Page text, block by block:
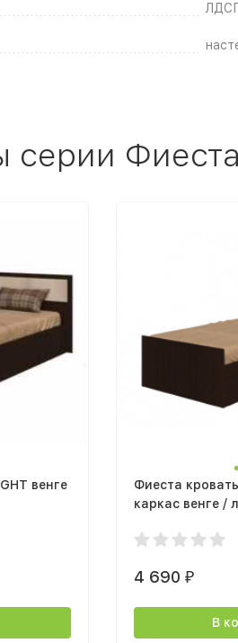
серии Фиеста
венге
Фиеста
каркас венге /
4 690₽
В